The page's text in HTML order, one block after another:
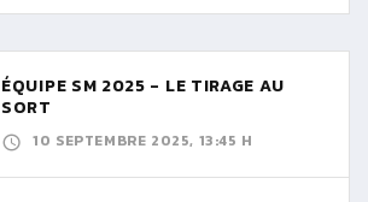
ÉQUIPE SM 2025 - LE TIRAGE AU
SORT
10 SEPTEMBRE 2025, 13:45 H